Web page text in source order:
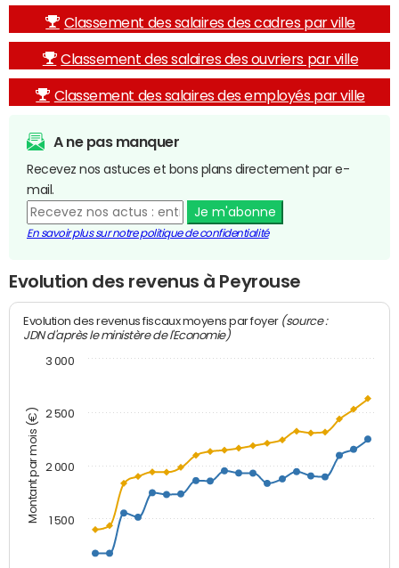
Classement des salaires des cadres par ville
Classement des salaires des ouvriers par ville
Classement des salaires des employés par ville
A ne pas manquer
Recevez nos astuces et bons plans directement par e-
mail.
Je m'abonne
En savoir plus sur notre politique de confidentialité
Evolution des revenus à Peyrouse
Montant par mois (€)
Evolution des revenus fiscaux moyens par foyer (source :
JDN d'après le ministère de l'Economie)
1 500
2 000
2 500
3 000